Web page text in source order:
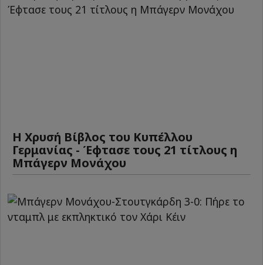
Η Χρυσή Βίβλος του Κυπέλλου
Γερμανίας - Έφτασε τους 21 τίτλους η
Μπάγερν Μονάχου